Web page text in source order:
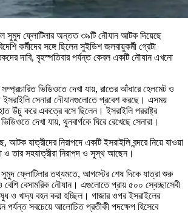
সুমুদ ফ্লোটিলার অন্তত ৩৯টি নৌযান আটক দিয়েছে
কর্মীদের সঙ্গে ছিলেন সুইডিশ জলবায়ুকর্মী গ্রেটা
দাবি, বৃহস্পতিবার পর্যন্ত কেবল একটি নৌযান এখনো
সম্প্রচারিত ভিডিওতে দেখা যায়, রাতের আঁধারে হেলমেট ও
ইসরাইলি সেনারা নৌযানগুলোতে প্রবেশ করছে। এসময়
উঁচু করে একত্রে বসে ছিলেন। ইসরাইলি পররাষ্ট্র
দেখা যায়, থুনবার্গকে ঘিরে রেখেছে সেনারা।
আটক যাত্রীদের নিরাপদে একটি ইসরাইলি বন্দরে নিয়ে যাওয়া
ও তার সহযাত্রীরা নিরাপদ ও সুস্থ আছেন।
ফ্লোটিলার তথ্যমতে, আগস্টের শেষ দিকে যাত্রা শুরু
বেসামরিক নৌযান। এগুলোতে প্রায় ৫০০ স্বেচ্ছাসেবী
ও খাদ্য বহন করা হচ্ছিল। গাজার ওপর ইসরাইলের
পর্যন্ত সবচেয়ে আলোচিত প্রতীকী পদক্ষেপ হিসেবে